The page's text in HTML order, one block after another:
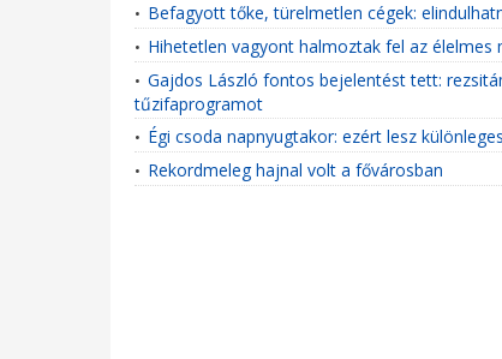
• Befagyott tőke, türelmetlen cégek:
• Hihetetlen vagyont halmoztak fel az
• Gajdos László fontos bejelentést tett:
tűzifaprogramot
• Égi csoda napnyugtakor: ezért lesz
• Rekordmeleg hajnal volt a fővárosban